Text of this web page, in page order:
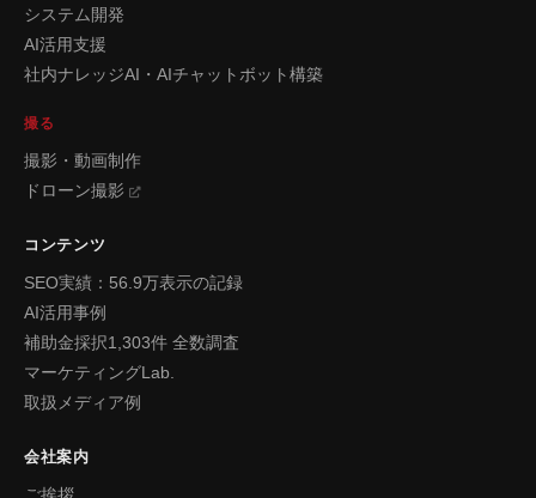
システム開発
AI活用支援
社内ナレッジAI・AIチャットボット構築
撮る
撮影・動画制作
ドローン撮影
コンテンツ
SEO実績：56.9万表示の記録
AI活用事例
補助金採択1,303件 全数調査
マーケティングLab.
取扱メディア例
会社案内